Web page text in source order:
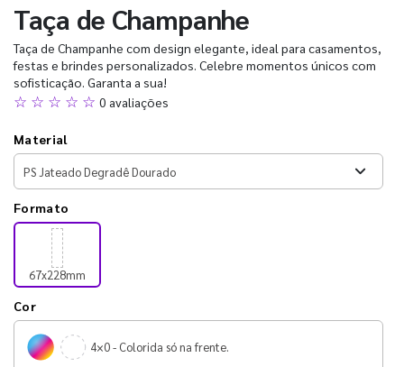
Taça de Champanhe
Taça de Champanhe com design elegante, ideal para casamentos,
festas e brindes personalizados. Celebre momentos únicos com
sofisticação. Garanta a sua!
☆ ☆ ☆ ☆ ☆ 0 avaliações
Material
Formato
67x228mm
Cor
4×0 - Colorida só na frente.